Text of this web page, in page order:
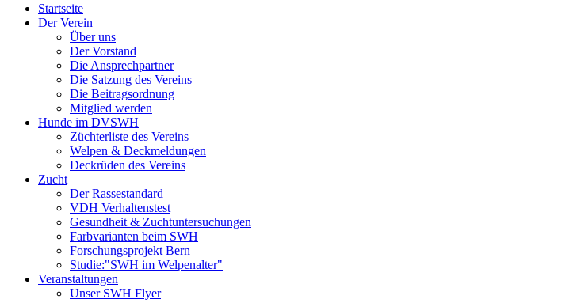
Startseite
Der Verein
Über uns
Der Vorstand
Die Ansprechpartner
Die Satzung des Vereins
Die Beitragsordnung
Mitglied werden
Hunde im DVSWH
Züchterliste des Vereins
Welpen & Deckmeldungen
Deckrüden des Vereins
Zucht
Der Rassestandard
VDH Verhaltenstest
Gesundheit & Zuchtuntersuchungen
Farbvarianten beim SWH
Forschungsprojekt Bern
Studie:"SWH im Welpenalter"
Veranstaltungen
Unser SWH Flyer